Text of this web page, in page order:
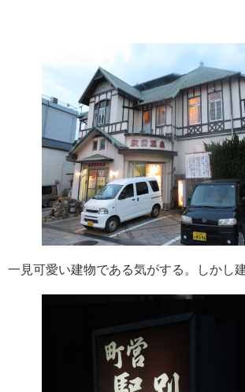
一見可愛い建物である気がする。しかし建